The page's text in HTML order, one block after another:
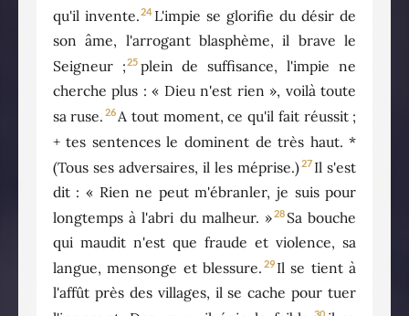
qu'il invente.24 L'impie se glorifie du désir de
son âme, l'arrogant blasphème, il brave le
Seigneur ;25 plein de suffisance, l'impie ne
cherche plus : « Dieu n'est rien », voilà toute
sa ruse. 26A tout moment, ce qu'il fait réussit ;
+ tes sentences le dominent de très haut. *
(Tous ses adversaires, il les méprise.)27 Il s'est
dit : « Rien ne peut m'ébranler, je suis pour
longtemps à l'abri du malheur. »28 Sa bouche
qui maudit n'est que fraude et violence, sa
langue, mensonge et blessure. 29 Il se tient à
l'affût près des villages, il se cache pour tuer